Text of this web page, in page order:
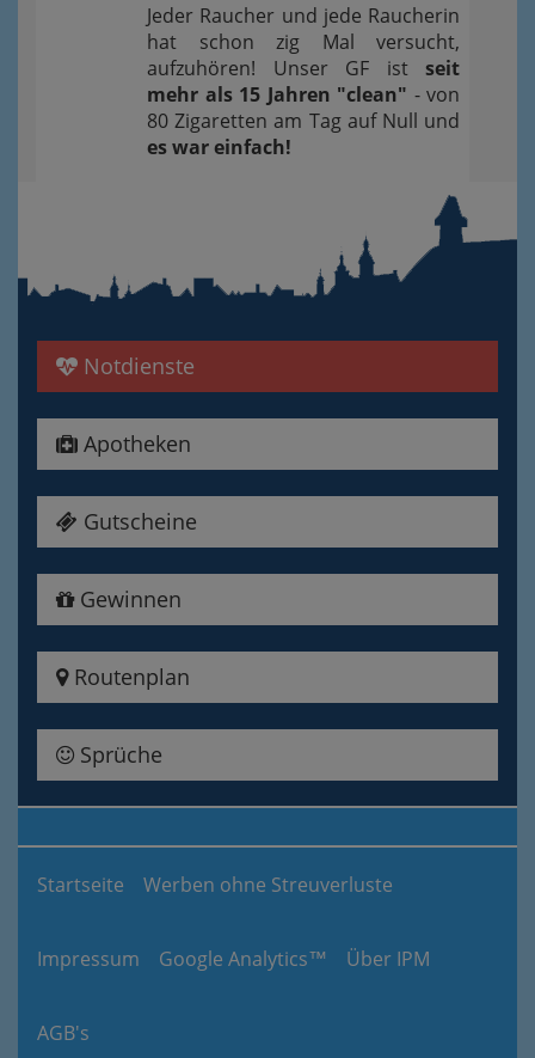
Jeder Raucher und jede Raucherin
hat schon zig Mal versucht,
aufzuhören! Unser GF ist seit
mehr als 15 Jahren "clean" - von
80 Zigaretten am Tag auf Null und
es war einfach!
Notdienste
Apotheken
Gutscheine
Gewinnen
Routenplan
Sprüche
Startseite Werben ohne Streuverluste
Impressum Google Analytics™ Über IPM
AGB's